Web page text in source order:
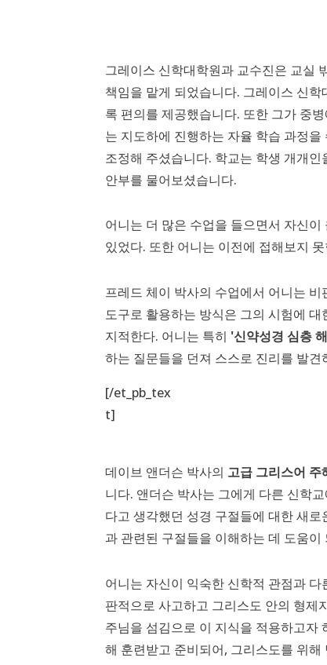
그레이스 신학대학원과 교수진은 교실
책임을 맡게 되었습니다. 그레이스 신
록 편의를 제공했습니다. 또한 그가 중
는 지도하에 진행하는 자율 학습 과정
조정해 주셨습니다. 학교는 학생 개개
안부를 물어보셨습니다.
어니는 더 많은 수업을 들으면서 자신
있었다. 또한 어니는 이전에 접해보지
프레드 체이 박사의 수업에서 어니는
도구로 활용하는 방식은 그의 시험에
지적한다. 어니는 특히 '신약성경 심층
하는 질문들을 던져 스스로 진리를 발견
[/et_pb_tex
t]
데이브 앤더슨 박사의 고급 그리스어 주
니다. 앤더슨 박사는 그에게 다른 신학
다고 생각했던 성경 구절들에 대한 새
과 관련된 구절들을 이해하는 데 도움
어니는 자신이 익숙한 신학적 관점과
판적으로 사고하고 그리스도 안의 형제
주님을 섬김으로 이 지식을 적용하고자
해 훈련받고 준비되어, 그리스도를 위